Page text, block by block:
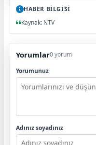
HABER BİLGİSİ
Kaynak: NTV
Yorumlar0 yorum
Yorumunuz
Adınız soyadınız